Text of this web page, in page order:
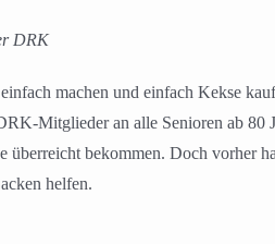
DRK
machen und einfach Kekse
Mitglieder an alle Senioren ab
überreicht bekommen. Doch vorher
helfen.